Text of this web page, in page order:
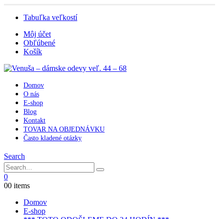
Tabuľka veľkostí
Môj účet
Obľúbené
Košík
Domov
O nás
E-shop
Blog
Kontakt
TOVAR NA OBJEDNÁVKU
Často kladené otázky
Search
0
00 items
Domov
E-shop